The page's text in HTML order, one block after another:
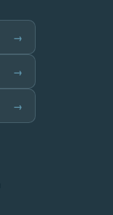
→
→
→